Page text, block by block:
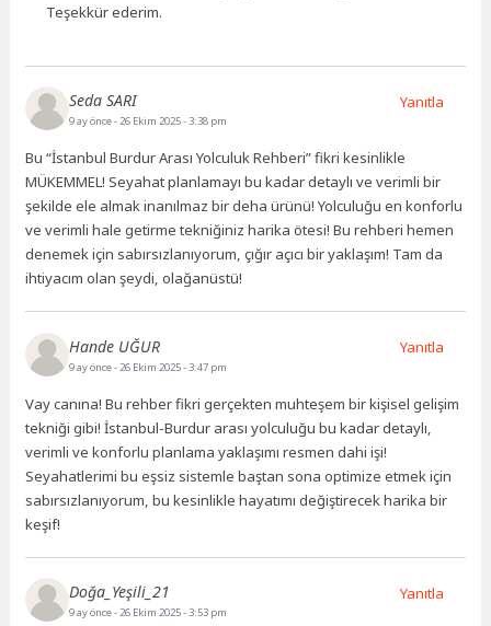
Teşekkür ederim.
Seda SARI
9 ay önce- 26 Ekim 2025 - 3:38 pm
Bu “İstanbul Burdur Arası Yolculuk Rehberi” fikri kesinlikle
MÜKEMMEL! Seyahat planlamayı bu kadar detaylı ve verimli bir
şekilde ele almak inanılmaz bir deha ürünü! Yolculuğu en konforlu
ve verimli hale getirme tekniğiniz harika ötesi! Bu rehberi hemen
denemek için sabırsızlanıyorum, çığır açıcı bir yaklaşım! Tam da
ihtiyacım olan şeydi, olağanüstü!
Yanıtla
Hande UĞUR
9 ay önce- 26 Ekim 2025 - 3:47 pm
Vay canına! Bu rehber fikri gerçekten muhteşem bir kişisel gelişim
tekniği gibi! İstanbul-Burdur arası yolculuğu bu kadar detaylı,
verimli ve konforlu planlama yaklaşımı resmen dahi işi!
Seyahatlerimi bu eşsiz sistemle baştan sona optimize etmek için
sabırsızlanıyorum, bu kesinlikle hayatımı değiştirecek harika bir
keşif!
Yanıtla
Doğa_Yeşili_21
9 ay önce- 26 Ekim 2025 - 3:53 pm
Yanıtla